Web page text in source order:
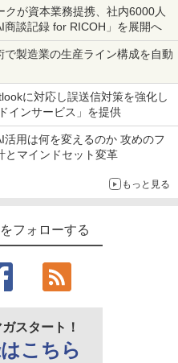
クが資本業務提携、社内6000人
談記録 for RICOH」を展開へ
製造業の生産ライン構成を自動
に対応し誤送信対策を強化し
インサービス」を提供
活用は何を変えるのか 攻めのフ
とマインドセット変革
もっと見る
フォローする
スタート！
こちら